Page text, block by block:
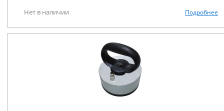
Нет в наличии Подробнее